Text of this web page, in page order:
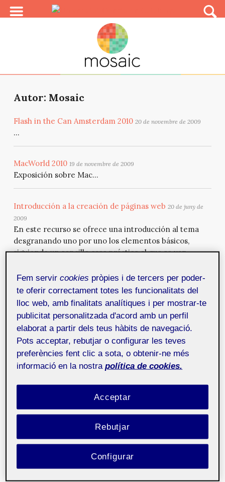
Autor: Mosaic
Flash in the Can Amsterdam 2010 20 de novembre de 2009
...
MacWorld 2010 19 de novembre de 2009
Exposición sobre Mac...
Introducción a la creación de páginas web 20 de juny de
2009
En este recurso se ofrece una introducción al tema
desgranando uno por uno los elementos básicos,
siguiendo un sencillo caso práctico al que se van
que pueden moldear la estructura y la presentación
del contenido.
Publicidad interactiva 20 de maig de 2009
Recuperamos para este número de Mosaic un recurso
creado por David Gómez-Rosado para un taller sobre
publicidad interactiva en 2004.
ArtFutura 2008 18 de setembre de 2008
Artfutura 2008; butacas, máquinas, almas y su
contrapunto crítico. La última semana de octubre de
2008 tuvo lugar la 19ª edición de Artfutura. El «Mercat
de les Flors» de Barcelona ha sido la sede de las
conferencias, los paneles informativos y de un
programa audiovisual compartido con otras diez
ciudades españolas (Alicante, Cádiz, Gijón, Madrid,
Fem servircookies pròpies i de tercers per poder-
te oferir correctament totes les funcionalitats del
lloc web, amb finalitats analítiques i per mostrar-te
publicitat personalitzada d'acord amb un perfil
elaborat a partir dels teus hàbits de navegació.
Pots acceptar, rebutjar o configurar les teves
preferències fent clic a sota, o obtenir-ne més
informació en la nostra política de cookies.
Rebutjar
Acceptar
Configurar